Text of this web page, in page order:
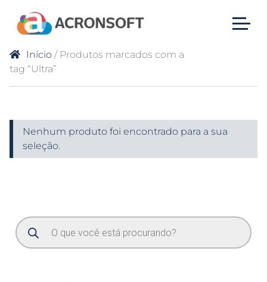
Início / Produtos marcados com a
tag “Ultra”
Nenhum produto foi encontrado para a sua
seleção.